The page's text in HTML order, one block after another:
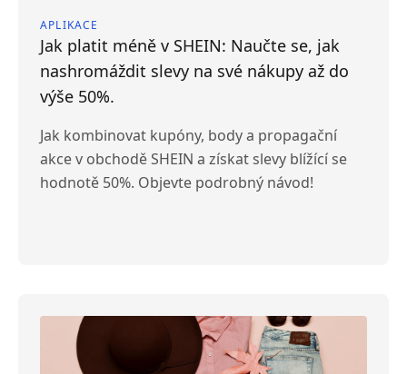
APLIKACE
Jak platit méně v SHEIN: Naučte se, jak
nashromáždit slevy na své nákupy až do
výše 50%.
Jak kombinovat kupóny, body a propagační
akce v obchodě SHEIN a získat slevy blížící se
hodnotě 50%. Objevte podrobný návod!